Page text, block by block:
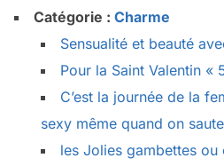
Catégorie : Charme
Sensualité et beauté
Pour la Saint Valentin «
C’est la journée de la
sexy même quand on
les Jolies gambettes